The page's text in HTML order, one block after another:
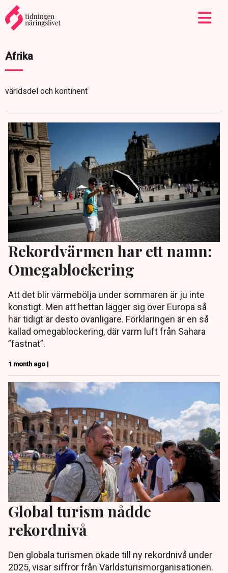
Afrika
världsdel och kontinent
Rekordvärmen har ett namn:
Omegablockering
Att det blir värmebölja under sommaren är ju inte
konstigt. Men att hettan lägger sig över Europa så
här tidigt är desto ovanligare. Förklaringen är en så
kallad omegablockering, där varm luft från Sahara
”fastnat”.
1 month ago |
Global turism nådde
rekordnivå
Den globala turismen ökade till ny rekordnivå under
2025, visar siffror från Världsturismorganisationen.